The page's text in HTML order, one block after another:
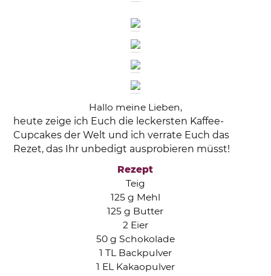
Hallo meine Lieben,
heute zeige ich Euch die leckersten Kaffee-
Cupcakes der Welt und ich verrate Euch das
Rezet, das Ihr unbedigt ausprobieren müsst!
Rezept
Teig
125 g Mehl
125 g Butter
2 Eier
50 g Schokolade
1 TL Backpulver
1 EL Kakaopulver